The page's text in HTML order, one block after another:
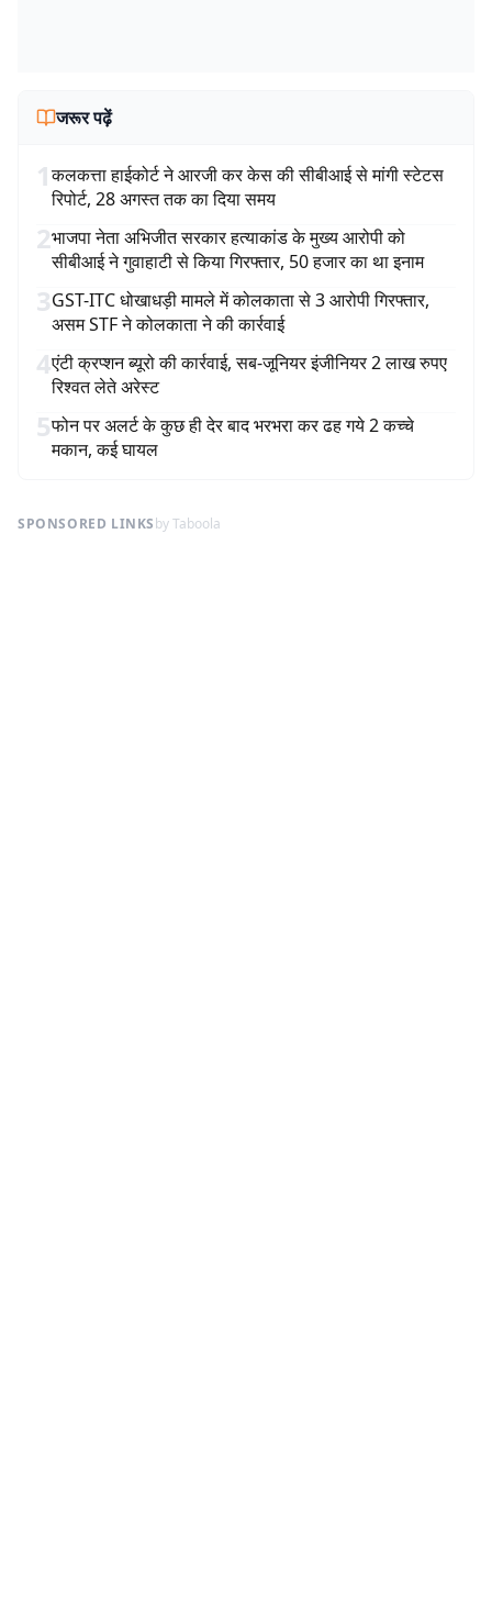
जरूर पढ़ें
1कलकत्ता हाईकोर्ट ने आरजी कर केस की सीबीआई से मांगी स्टेटस
रिपोर्ट, 28 अगस्त तक का दिया समय
2भाजपा नेता अभिजीत सरकार हत्याकांड के मुख्य आरोपी को
सीबीआई ने गुवाहाटी से किया गिरफ्तार, 50 हजार का था इनाम
3GST-ITC धोखाधड़ी मामले में कोलकाता से 3 आरोपी गिरफ्तार,
असम STF ने कोलकाता ने की कार्रवाई
4एंटी क्रप्शन ब्यूरो की कार्रवाई, सब-जूनियर इंजीनियर 2 लाख रुपए
रिश्वत लेते अरेस्ट
5फोन पर अलर्ट के कुछ ही देर बाद भरभरा कर ढह गये 2 कच्चे
मकान, कई घायल
SPONSORED LINKSby Taboola